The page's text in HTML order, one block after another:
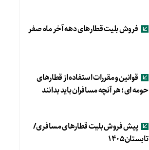
فروش بلیت قطارهای دهه آخر ماه صفر
قوانین و مقررات استفاده از قطارهای
حومه ای؛ هر آنچه مسافران باید بدانند
پیش فروش بلیت قطارهای مسافری/
تابستان۱۴۰۵